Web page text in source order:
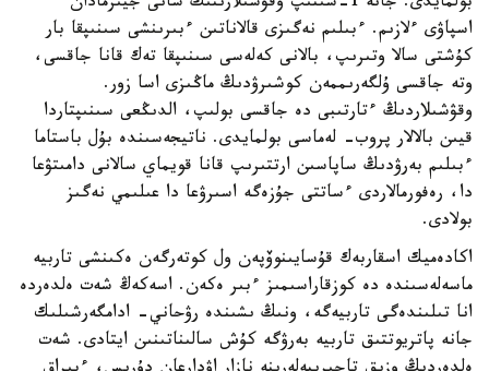
اسپاۋى ءلازىم. ءبىلىم نەگىزى قالاناتىن ءبىرىنشى سىنىپقا بار
كۇشتى سالا وتىرىپ، بالانى كەلەسى سىنىپقا تەك قانا جاقسى،
وتە جاقسى ۇلگەرىممەن كوشىرۋدىڭ ماڭىزى اسا زور.
وقۋشىلاردىڭ ءتارتىبى دە جاقسى بولىپ، الدىڭعى سىنىپتاردا
قيىن بالالار پروب- لەماسى بولمايدى. ناتيجەسىندە بۇل باستاما
ءبىلىم بەرۋدىڭ ساپاسىن ارتتىرىپ قانا قويماي سالانى دامىتۋعا
دا، رەفورمالاردى ءساتتى جۇزەگە اسىرۋعا دا عىلىمي نەگىز
بولادى.
اكادەميك اسقاربەك قۇسايىنوۆپەن ول كوتەرگەن ەكىنشى تاربيە
ماسەلەسىندە دە كوزقاراسىمىز ءبىر ەكەن. اسەكەڭ شەت ەلدەردە
انا تىلىندەگى تاربيەگە، ونىڭ ىشىندە رۋحاني- ادامگەرشىلىك
جانە پاتريوتتىق تاربيە بەرۋگە كۇش سالىناتىنىن ايتادى. شەت